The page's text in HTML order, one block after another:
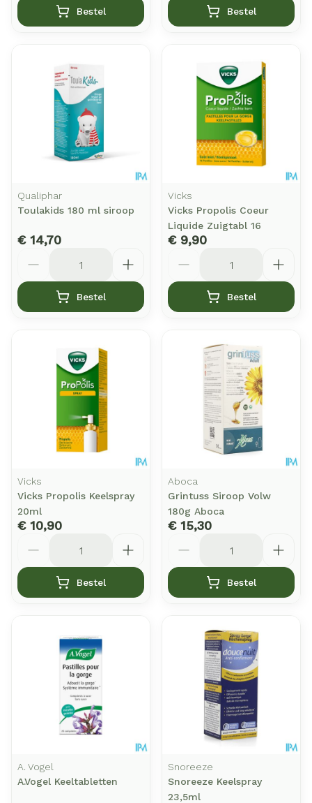
Bestel Bestel
Qualiphar
Toulakids 180 ml siroop
€ 14,70
Bestel
Vicks
Vicks Propolis Coeur
Liquide Zuigtabl 16
€ 9,90
Bestel
Vicks
Vicks Propolis Keelspray
20ml
€ 10,90
Bestel
Aboca
Grintuss Siroop Volw
180g Aboca
€ 15,30
Bestel
A. Vogel
A.Vogel Keeltabletten
Snoreeze
Snoreeze Keelspray
23,5ml